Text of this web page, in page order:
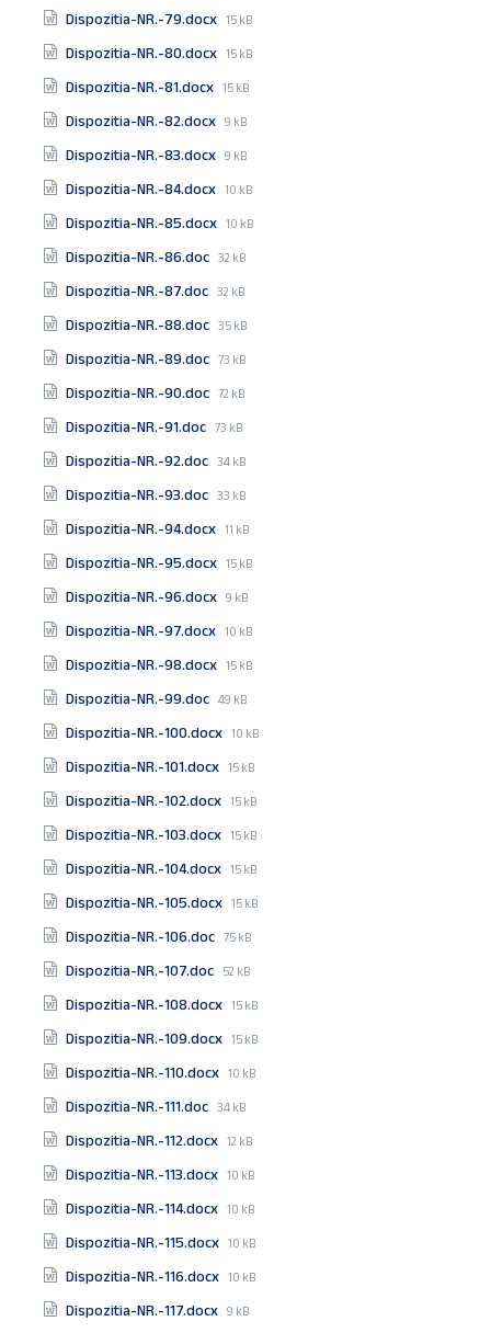
Organigrama şi statul de funcţii
Organizare
Posturi Vacante
Procese-Verbale
Proiecte finanțate din fonduri externe
REGISTRUL PENTRU EVIDENȚA DISPOZIȚIILOR
AUTORITĂȚII EXECUTIVE
Registrul pentru evidența hotărârilor
Transparență Decizională
Urbanism și Dezvoltare
Dispozitia-NR.-79.docx File
15 kB
Dispozitia-NR.-80.docx File
15 kB
Dispozitia-NR.-81.docx File
15 kB
Dispozitia-NR.-82.docx File
9 kB
Dispozitia-NR.-83.docx File
9 kB
Dispozitia-NR.-84.docx File
10 kB
Dispozitia-NR.-85.docx File
10 kB
Dispozitia-NR.-86.doc File
32 kB
Dispozitia-NR.-87.doc File
32 kB
Dispozitia-NR.-88.doc File
35 kB
Dispozitia-NR.-89.doc File
73 kB
Dispozitia-NR.-90.doc File
72 kB
Dispozitia-NR.-91.doc File
73 kB
Dispozitia-NR.-92.doc File
34 kB
Dispozitia-NR.-93.doc File
33 kB
Dispozitia-NR.-94.docx File
11 kB
Dispozitia-NR.-95.docx File
15 kB
Dispozitia-NR.-96.docx File
9 kB
Dispozitia-NR.-97.docx File
10 kB
Dispozitia-NR.-98.docx File
15 kB
Dispozitia-NR.-99.doc File
49 kB
Dispozitia-NR.-100.docx File
10 kB
Dispozitia-NR.-101.docx File
15 kB
Dispozitia-NR.-102.docx File
15 kB
Dispozitia-NR.-103.docx File
15 kB
Dispozitia-NR.-104.docx File
15 kB
Dispozitia-NR.-105.docx File
15 kB
Dispozitia-NR.-106.doc File
75 kB
Dispozitia-NR.-107.doc File
52 kB
Dispozitia-NR.-108.docx File
15 kB
Dispozitia-NR.-109.docx File
15 kB
Dispozitia-NR.-110.docx File
10 kB
Dispozitia-NR.-111.doc File
34 kB
Dispozitia-NR.-112.docx File
12 kB
Dispozitia-NR.-113.docx File
10 kB
Dispozitia-NR.-114.docx File
10 kB
Dispozitia-NR.-115.docx File
10 kB
Dispozitia-NR.-116.docx File
10 kB
Dispozitia-NR.-117.docx File
9 kB